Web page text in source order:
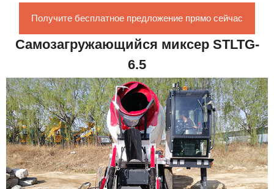
Получите бесплатное предложение прямо сейчас
Самозагружающийся миксер STLTG-
6.5